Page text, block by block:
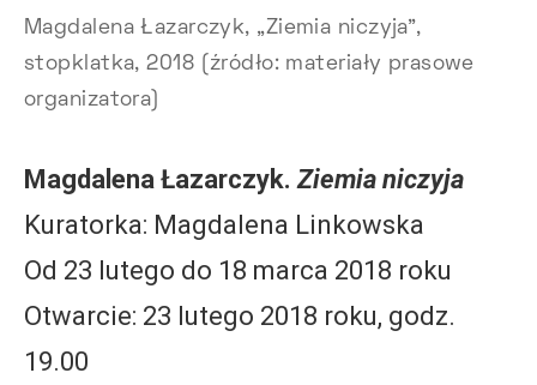
Magdalena Łazarczyk, „Ziemia niczyja”,
stopklatka, 2018 (źródło: materiały prasowe
organizatora)
Magdalena Łazarczyk. Ziemia niczyja
Kuratorka: Magdalena Linkowska
Od 23 lutego do 18 marca 2018 roku
Otwarcie: 23 lutego 2018 roku, godz.
19.00